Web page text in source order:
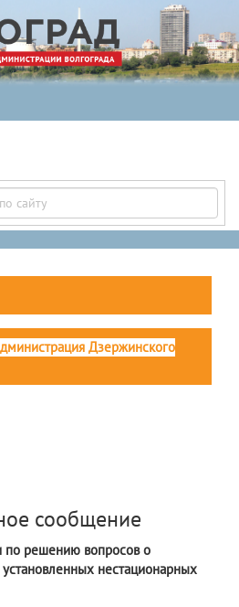
Дзержинского
сообщение
по решению вопросов о
нестационарных